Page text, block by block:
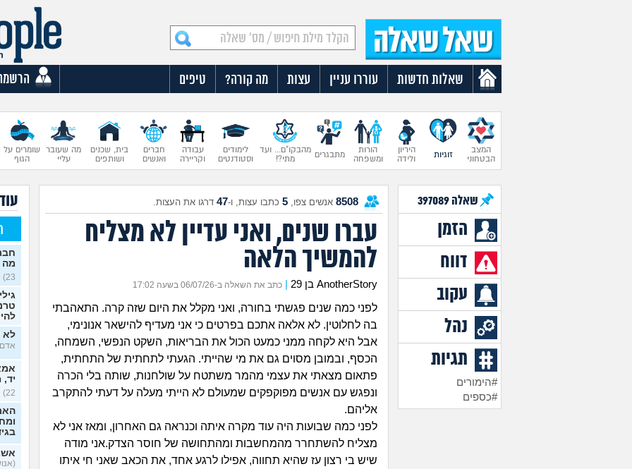
שאלות חדשות עוררו עניין עצות מה קורה? טיפים
המצב
הבטחוני
זוגיות
היריון
ולידה
הורות
ומשפחה
מתבגרים
מהבקו"ם... ועד
מתי?!
לימודים
וסטודנטים
עבודה
וקריירה
חברים
ואנשים
בית, שכנים
ושותפים
מה שעובר
עליי
שומרים על
הגוף
שאלה397089
הזמן
דווח
עקוב
נהל
תגיות
#הימורים
#כספים
8508 אנשים צפו, 5 כתבו עצות, ו-47 דרגו את העצות.
עברו שנים, ואני עדיין לא מצליח
להמשיך הלאה
AnotherStory בן 29 כתב את השאלה ב-06/07/26 בשעה 17:02
לפני כמה שנים פגשתי בחורה, ואני מקלל את היום שזה קרה. התאהבתי
בה לחלוטין. לא אלאה אתכם בפרטים כי אני מעדיף להישאר אנונימי,
אבל היא לקחה ממני כמעט הכול את הבריאות, השקט הנפשי, השמחה,
הכסף, ובמובן מסוים גם את מי שהייתי. הגעתי לתחתית של התחתית,
פתאום מצאתי את עצמי מהמר משתטח על שולחנות, שותה בלי הכרה
ונפגש עם אנשים מפוקפקים שמעולם לא הייתי מעלה על דעתי להתקרב
אליהם.
לפני כמה שבועות היה עוד מקרה איתה וכנראה גם האחרון, ומאז אני לא
מצליח להשתחרר מהמחשבות ומהתחושה של חוסר הצדק.אני מודה
שיש בי רצון עז שהיא תחווה, אפילו לרגע אחד, את הכאב שאני חי איתו
מה
23)
לא
אדם,
22)